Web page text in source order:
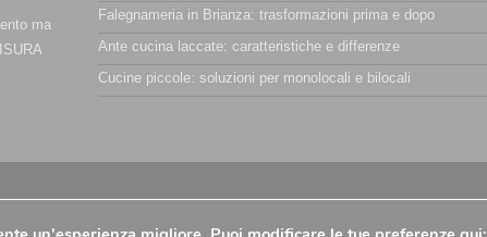
ma
Falegnameria in Brianza: trasformazioni prima e dopo
Ante cucina laccate: caratteristiche e differenze
Cucine piccole: soluzioni per monolocali e bilocali
Innovea